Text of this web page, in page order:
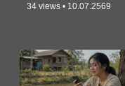
34 views • 10.07.2569